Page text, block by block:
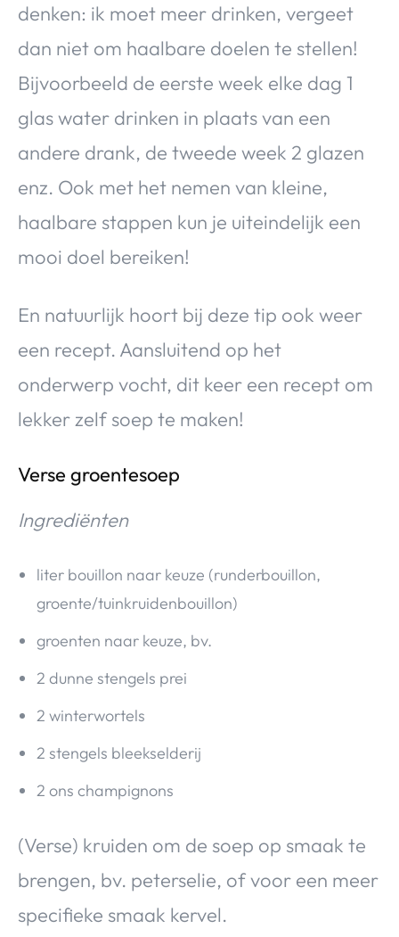
denken: ik moet meer drinken, vergeet
dan niet om haalbare doelen te stellen!
Bijvoorbeeld de eerste week elke dag 1
glas water drinken in plaats van een
andere drank, de tweede week 2 glazen
enz. Ook met het nemen van kleine,
haalbare stappen kun je uiteindelijk een
mooi doel bereiken!
En natuurlijk hoort bij deze tip ook weer
een recept. Aansluitend op het
onderwerp vocht, dit keer een recept om
lekker zelf soep te maken!
Verse groentesoep
Ingrediënten
liter bouillon naar keuze (runderbouillon,
groente/tuinkruidenbouillon)
groenten naar keuze, bv.
2 dunne stengels prei
2 winterwortels
2 stengels bleekselderij
2 ons champignons
(Verse) kruiden om de soep op smaak te
brengen, bv. peterselie, of voor een meer
specifieke smaak kervel.